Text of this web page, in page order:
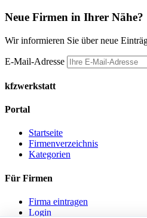
Neue Firmen in Ihrer Nähe?
Wir informieren Sie über neue
E-Mail-Adresse
kfzwerkstatt
Portal
Startseite
Firmenverzeichnis
Kategorien
Für Firmen
Firma eintragen
Login